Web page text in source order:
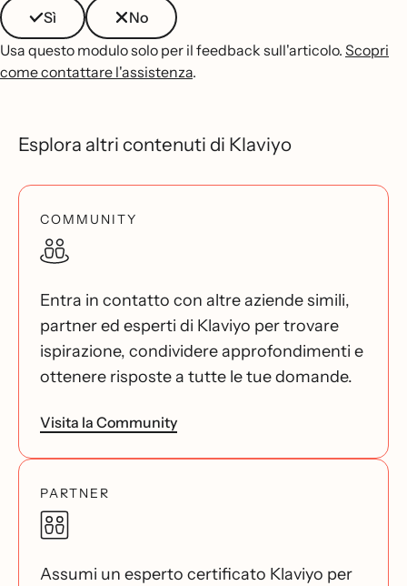
Sì
No
Usa questo modulo solo per il feedback sull'articolo. Scopri
come contattare l'assistenza.
Esplora altri contenuti di Klaviyo
COMMUNITY
Entra in contatto con altre aziende simili,
partner ed esperti di Klaviyo per trovare
ispirazione, condividere approfondimenti e
ottenere risposte a tutte le tue domande.
Visita la Community
PARTNER
Assumi un esperto certificato Klaviyo per